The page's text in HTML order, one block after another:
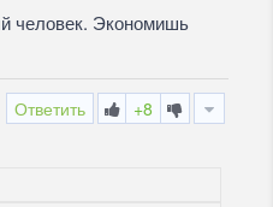
человек. Экономишь
Ответить +8